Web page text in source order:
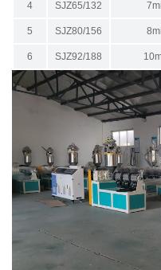
4 SJZ65/132
5 SJZ80/156
6 SJZ92/188